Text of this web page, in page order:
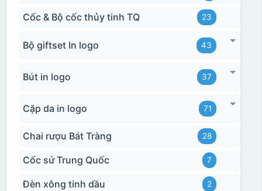
Cốc & Bộ cốc thủy tinh TQ 23
Bộ giftset In logo 43
Bút in logo 37
Cặp da in logo 71
Chai rượu Bát Tràng 28
Cốc sứ Trung Quốc 7
Đèn xông tinh dầu 2